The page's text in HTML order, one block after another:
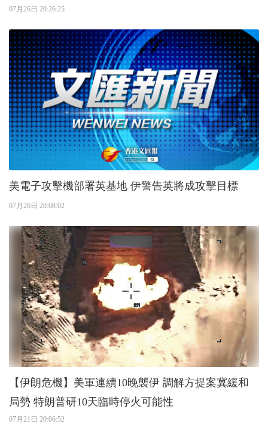
07月26日 20:26:25
美電子攻擊機部署英基地 伊警告英將成攻擊目標
07月26日 20:08:02
【伊朗危機】美軍連續10晚襲伊 調解方提案冀緩和
局勢 特朗普研10天臨時停火可能性
07月21日 20:06:52